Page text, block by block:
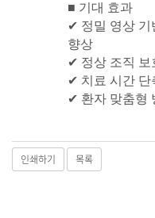
■ 기대 효과
✔ 정밀 영상 기
향상
✔ 정상 조직 보
✔ 치료 시간 단
✔ 환자 맞춤형
인쇄하기
목록